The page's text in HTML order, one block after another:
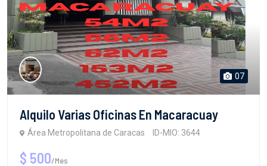
07
Alquilo Varias Oficinas En Macaracuay
Área Metropolitana de Caracas ID-MIO: 3644
$ 500/Mes